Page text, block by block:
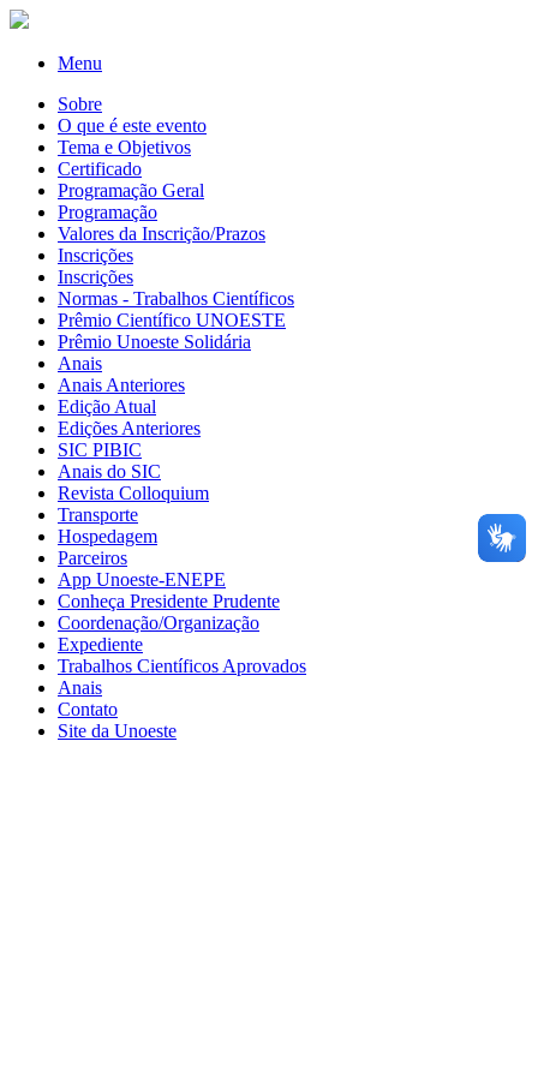
Menu
Sobre
O que é este evento
Tema e Objetivos
Certificado
Programação Geral
Programação
Valores da Inscrição/Prazos
Inscrições
Inscrições
Normas - Trabalhos Científicos
Prêmio Científico UNOESTE
Prêmio Unoeste Solidária
Anais
Anais Anteriores
Edição Atual
Edições Anteriores
SIC PIBIC
Anais do SIC
Revista Colloquium
Transporte
Hospedagem
Parceiros
App Unoeste-ENEPE
Conheça Presidente Prudente
Coordenação/Organização
Expediente
Trabalhos Científicos Aprovados
Anais
Contato
Site da Unoeste